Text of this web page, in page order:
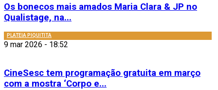
Os bonecos mais amados Maria Clara & JP no
Qualistage, na...
PLATEIA PIQUITITA
9 mar 2026 - 18:52
CineSesc tem programação gratuita em março
com a mostra ‘Corpo e...